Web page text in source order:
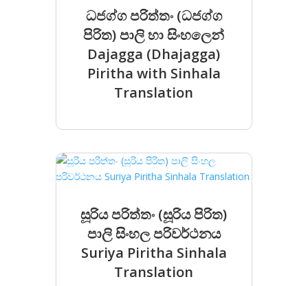
ධජග්ග පරිත්තං (ධජග්ග
පිරිත) පාලි හා සිංහලෙන්
Dajagga (Dhajagga)
Piritha with Sinhala
Translation
සූරිය පරිත්තං (සූරිය පිරිත)
පාලි සිංහල පරිවර්ථනය
Suriya Piritha Sinhala
Translation